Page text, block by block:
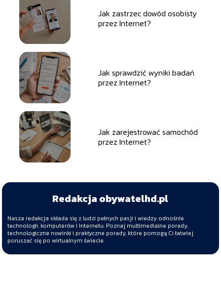
Jak zastrzec dowód osobisty
przez Internet?
Jak sprawdzić wyniki badań
przez Internet?
Jak zarejestrować samochód
przez Internet?
Redakcja obywatelhd.pl
Nasza redakcja składa się z ludzi pełnych pasji i wiedzy odnośnie
technologii, komputerów i Internetu. Poznaj multimedialne porady,
technologiczne nowinki i praktyczne porady, które pomogą Ci łatwiej
poruszać się po wirtualnym świecie.